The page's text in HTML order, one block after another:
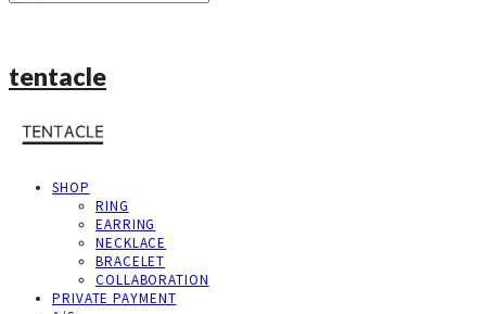
tentacle
SHOP
RING
EARRING
NECKLACE
BRACELET
COLLABORATION
PRIVATE PAYMENT